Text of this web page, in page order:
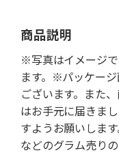
商品説明
※写真はイメージ
ます。※パッケー
ございます。また
はお手元に届きま
すようお願いしま
などのグラム売り